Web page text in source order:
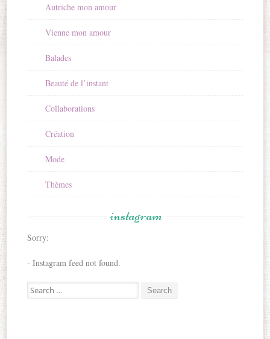
Autriche mon amour
Vienne mon amour
Balades
Beauté de l’instant
Collaborations
Création
Mode
Thèmes
instagram
Sorry:
- Instagram feed not found.
Search for: